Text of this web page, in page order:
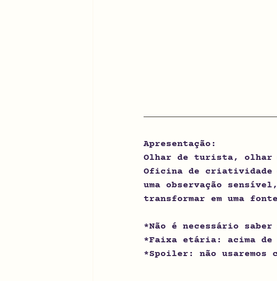
Apresentação:
Olhar de turista, olhar
Oficina de criatividade
uma observação
transformar em uma
*Não é necessário
*Faixa etária: acima de
*Spoiler: não usaremos